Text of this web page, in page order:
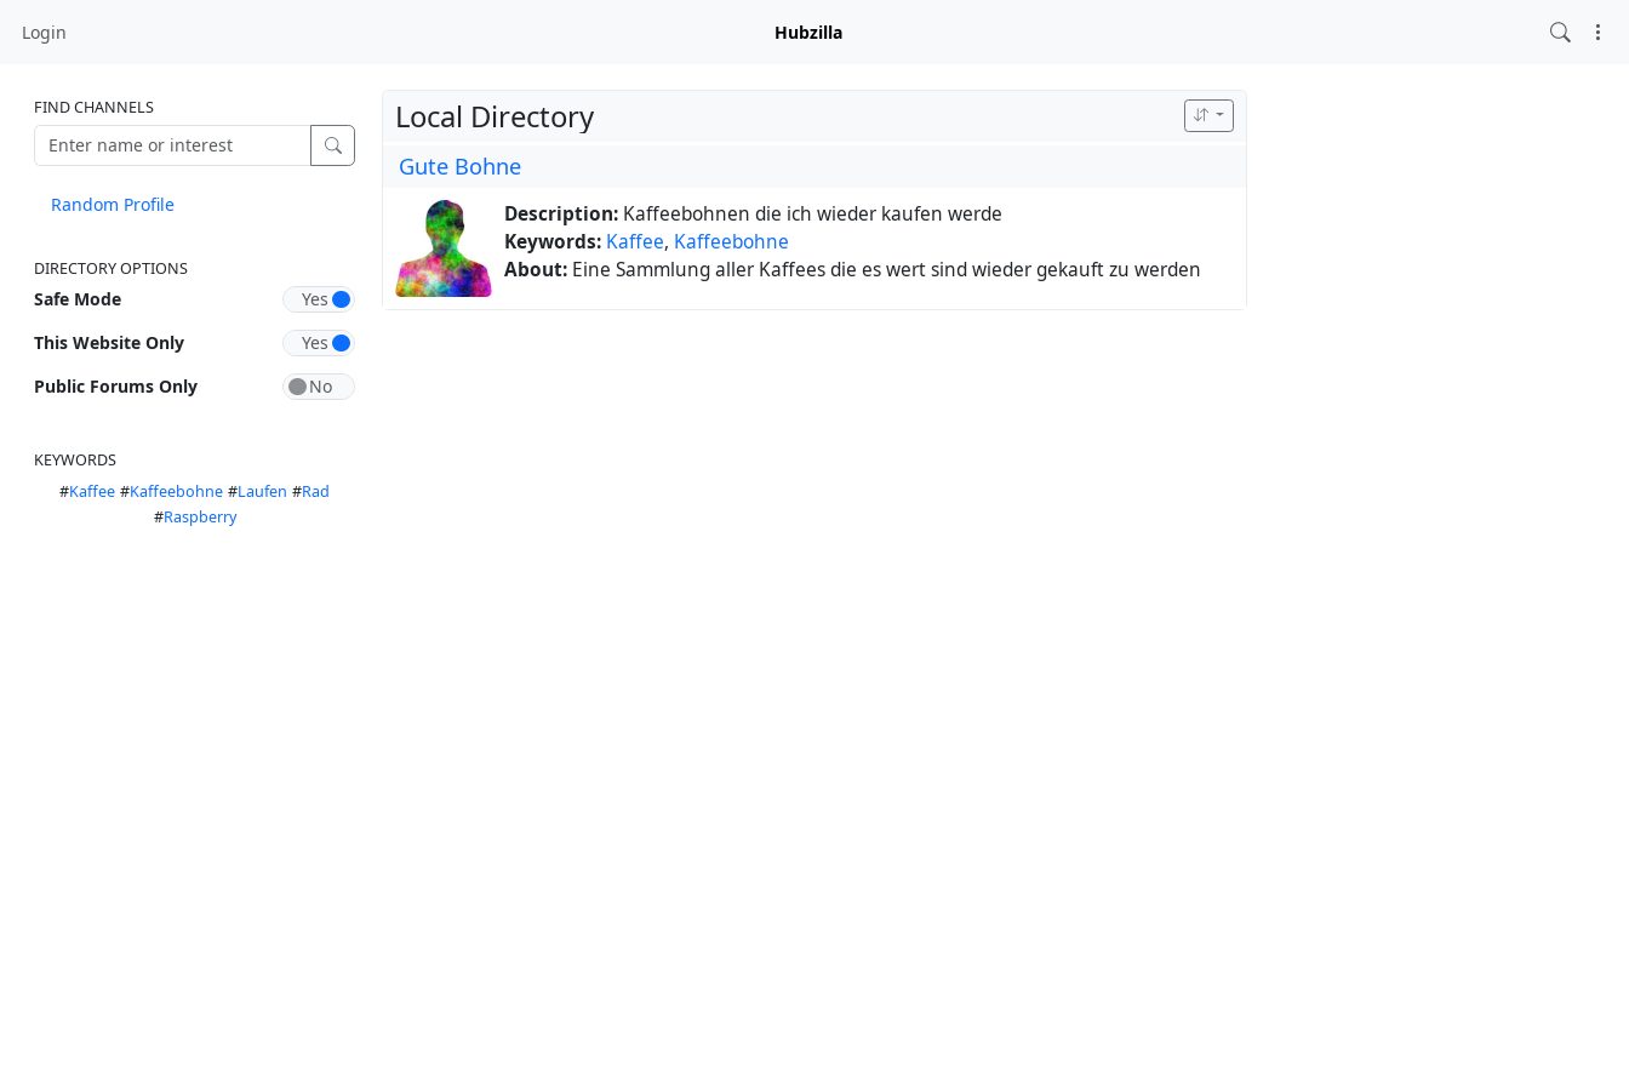
Login Hubzilla
FIND CHANNELS
Random Profile
DIRECTORY OPTIONS
Safe Mode
This Website Only
Public Forums Only
KEYWORDS
#Kaffee #Kaffeebohne #Laufen #Rad
#Raspberry
Local Directory
Gute Bohne
Description: Kaffeebohnen die ich wieder kaufen werde
Keywords: Kaffee, Kaffeebohne
About: Eine Sammlung aller Kaffees die es wert sind wieder gekauft zu werden